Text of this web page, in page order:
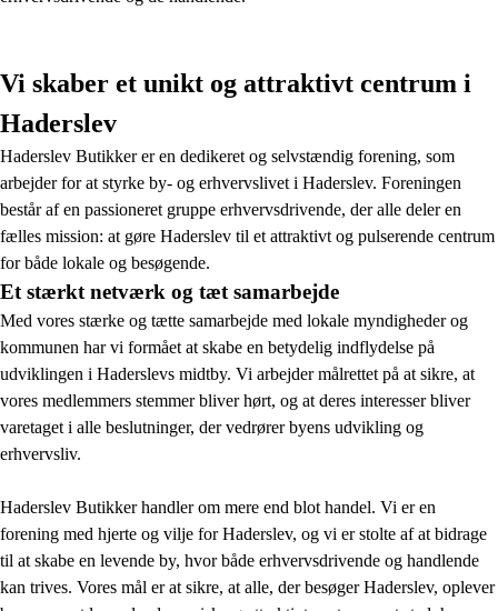
Vi skaber et unikt og attraktivt centrum i
Haderslev
Haderslev Butikker er en dedikeret og selvstændig forening, som
arbejder for at styrke by- og erhvervslivet i Haderslev. Foreningen
består af en passioneret gruppe erhvervsdrivende, der alle deler en
fælles mission: at gøre Haderslev til et attraktivt og pulserende centrum
for både lokale og besøgende.
Et stærkt netværk og tæt samarbejde
Med vores stærke og tætte samarbejde med lokale myndigheder og
kommunen har vi formået at skabe en betydelig indflydelse på
udviklingen i Haderslevs midtby. Vi arbejder målrettet på at sikre, at
vores medlemmers stemmer bliver hørt, og at deres interesser bliver
varetaget i alle beslutninger, der vedrører byens udvikling og
erhvervsliv.
Haderslev Butikker handler om mere end blot handel. Vi er en
forening med hjerte og vilje for Haderslev, og vi er stolte af at bidrage
til at skabe en levende by, hvor både erhvervsdrivende og handlende
kan trives. Vores mål er at sikre, at alle, der besøger Haderslev, oplever